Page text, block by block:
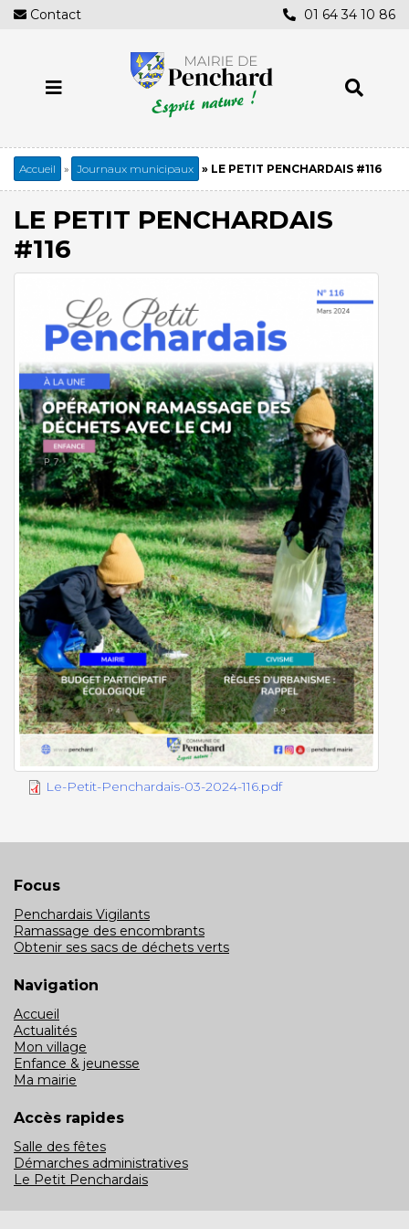
Aller
au
Contact 01 64 34 10 86
Fil
d'Ariane
Accueil Journaux municipaux LE PETIT PENCHARDAIS #116
LE PETIT PENCHARDAIS
#116
Document
Le-Petit-Penchardais-03-2024-116.pdf
Focus
Penchardais Vigilants
Ramassage des encombrants
Obtenir ses sacs de déchets verts
Navigation
Accueil
Actualités
Mon village
Enfance & jeunesse
Ma mairie
Accès rapides
Salle des fêtes
Démarches administratives
Le Petit Penchardais